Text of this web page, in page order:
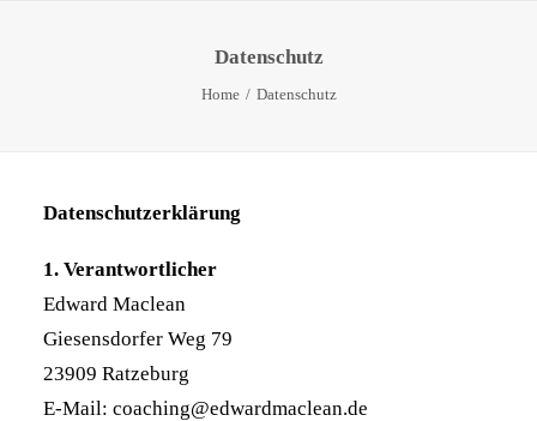
Datenschutz
Home Datenschutz
Datenschutzerklärung
1. Verantwortlicher
Edward Maclean
Giesensdorfer Weg 79
23909 Ratzeburg
E-Mail: coaching@edwardmaclean.de